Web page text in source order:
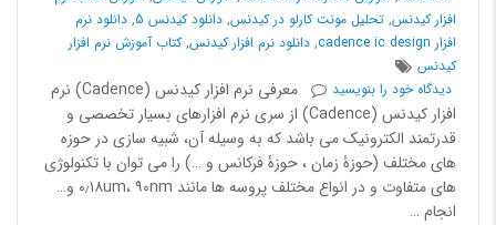
ها
افزار کیدنس, تحلیل مونت کارلو در کیدنس, دانلود کیدنس 5 , دانلود نرم
افزار cadence ic design
, دانلود نرم افزار کیدنس,کتاب آموزش نرم افزار
کیدنس
دیدگاه خود را on معرفی نرم افزار کیدنس (Cadence)
بنویسید
معرفی نرم افزار کیدنس (Cadence) نرم
افزار کیدنس (Cadence) از سری نرم افزارهای بسیار تخصصی و
قدرتمند الکترونیک می باشد که به وسیله آن، شبیه سازی در حوزه
های مختلف (حوزۀ زمان ، حوزۀ فرکانس و …) را می توان با تکنولوژی
های متفاوت و در انواع مختلف پروسه ها مانند ۰٫۱۸um، ۹۰nm و…
انجام …